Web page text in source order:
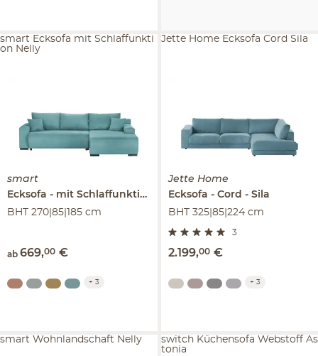
smart
Ecksofa mit Schlaffunktion
Nelly
BHT 270|85|185 cm
ab 669,00 €
smart Ecksofa mit Schlaffunkti
on Nelly
+ 3
Jette Home
Ecksofa Cord
Sila
BHT 325|85|224 cm
3
2.199,00 €
Jette Home Ecksofa Cord Sila
+ 3
smart Wohnlandschaft Nelly
switch Küchensofa Webstoff As
tonia